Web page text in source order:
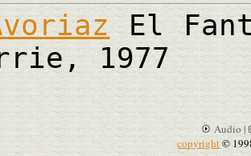
El
1977
Audio |
copyright©